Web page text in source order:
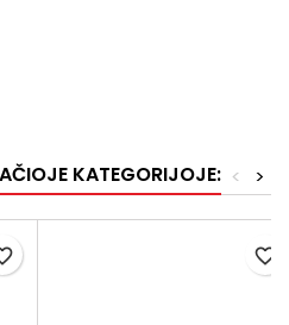
KATEGORIJOJE: >
<
favorite_border